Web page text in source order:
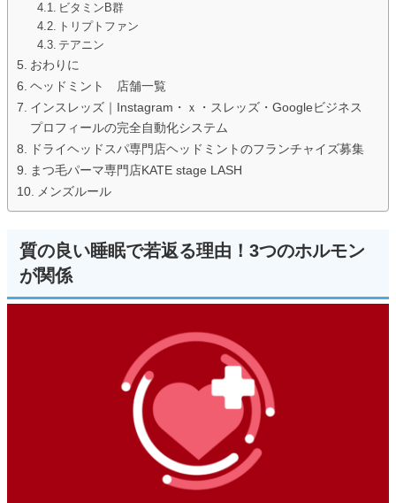
ビタミンB群
トリプトファン
テアニン
おわりに
ヘッドミント 店舗一覧
インスレッズ｜Instagram・ｘ・スレッズ・Googleビジネス
プロフィールの完全自動化システム
ドライヘッドスパ専門店ヘッドミントのフランチャイズ募集
まつ毛パーマ専門店KATE stage LASH
メンズルール
質の良い睡眠で若返る理由！3つのホルモン
が関係